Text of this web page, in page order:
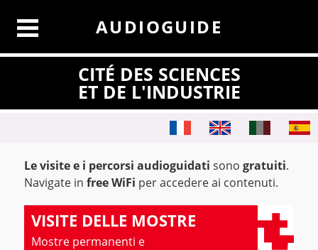
AUDIOGUIDE
CITÉ DES SCIENCES
ET DE L'INDUSTRIE
Le visite e i percorsi audioguidati sono gratuiti.
Navigate in free WiFi per accedere ai contenuti.
VISITE DELLE MOSTRE
Mostre permanenti e